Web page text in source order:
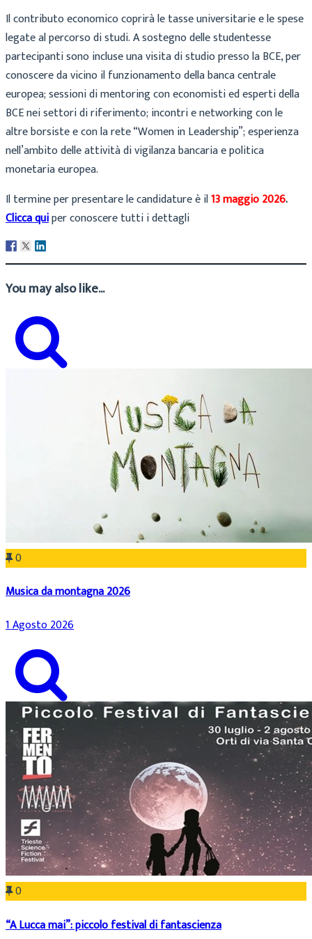
Il contributo economico coprirà le tasse universitarie e le spese
legate al percorso di studi. A sostegno delle studentesse
partecipanti sono incluse una visita di studio presso la BCE, per
conoscere da vicino il funzionamento della banca centrale
europea; sessioni di mentoring con economisti ed esperti della
BCE nei settori di riferimento; incontri e networking con le
altre borsiste e con la rete “Women in Leadership”; esperienza
nell’ambito delle attività di vigilanza bancaria e politica
monetaria europea.
Il termine per presentare le candidature è il13 maggio 2026.
Clicca quiper conoscere tutti i dettagli
You may also like...
0
Musica da montagna 2026
1 Agosto 2026
0
“A Lucca mai”: piccolo festival di fantascienza